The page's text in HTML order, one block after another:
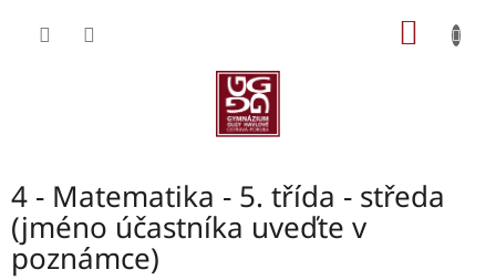
4 - Matematika - 5. třída - středa
(jméno účastníka uveďte v
poznámce)